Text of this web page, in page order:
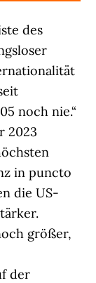
des
noch nie.“
2023
in puncto
die US-
größer,
der